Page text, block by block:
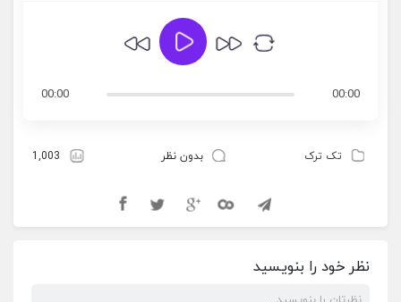
00:00
00:00
تک ترک بدون نظر 1,003
نظر خود را بنویسید